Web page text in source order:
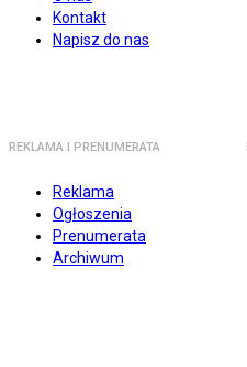
Kontakt
Napisz do nas
REKLAMA I PRENUMERATA
Reklama
Ogłoszenia
Prenumerata
Archiwum